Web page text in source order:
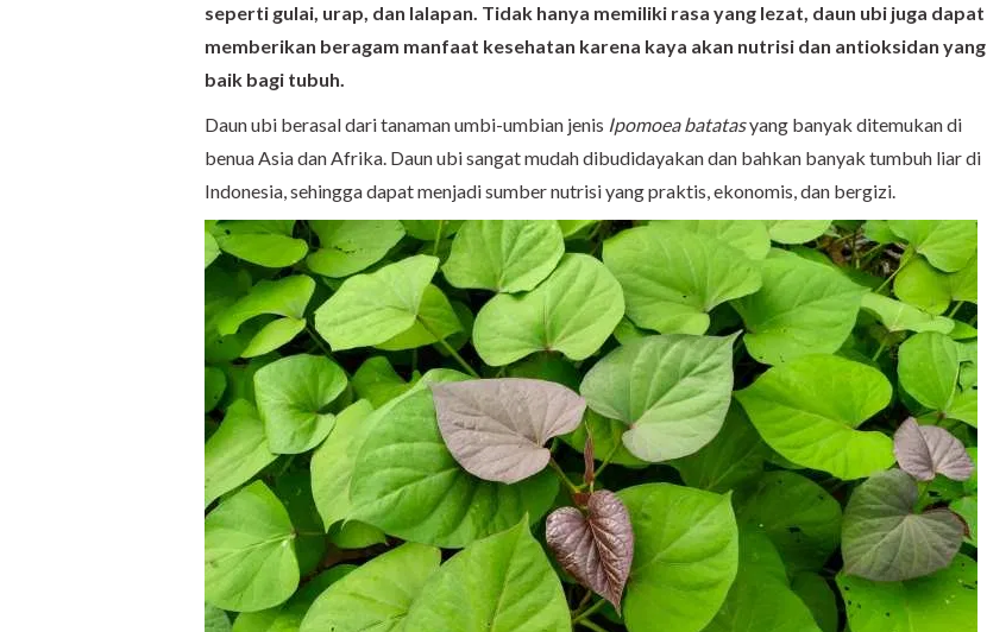
seperti gulai, urap, dan lalapan. Tidak hanya memiliki rasa yang lezat, daun ubi juga dapat
memberikan beragam manfaat kesehatan karena kaya akan nutrisi dan antioksidan yang
baik bagi tubuh.
Daun ubi berasal dari tanaman umbi-umbian jenis Ipomoea batatasyang banyak ditemukan di
benua Asia dan Afrika. Daun ubi sangat mudah dibudidayakan dan bahkan banyak tumbuh liar di
Indonesia, sehingga dapat menjadi sumber nutrisi yang praktis, ekonomis, dan bergizi.